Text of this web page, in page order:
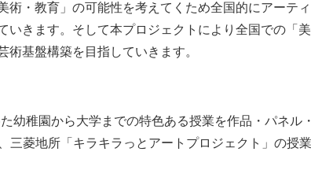
術・教育」の可能性を考えてくため全国的にアーテ
いきます。そして本プロジェクトにより全国での「
術基盤構築を目指していきます。
幼稚園から大学までの特色ある授業を作品・パネル
三菱地所「キラキラっとアートプロジェクト」の授